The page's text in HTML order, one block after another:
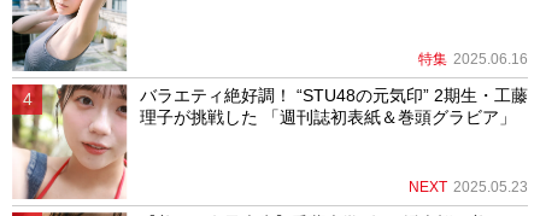
特集 2025.06.16
バラエティ絶好調！ “STU48の元気印” 2期生・工藤
理子が挑戦した 「週刊誌初表紙＆巻頭グラビア」
NEXT 2025.05.23